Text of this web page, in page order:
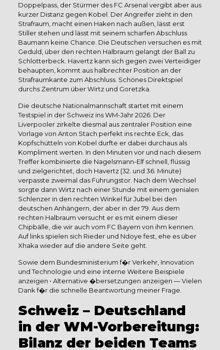
Doppelpass, der Stürmer des FC Arsenal vergibt aber aus
kurzer Distanz gegen Kobel. Der Angreifer zieht in den
Strafraum, macht einen Haken nach außen, lässt erst
Stiller stehen und lässt mit seinem scharfen Abschluss
Baumann keine Chance. Die Deutschen versuchen es mit
Geduld, über den rechten Halbraum gelangt der Ball zu
Schlotterbeck. Havertz kann sich gegen zwei Verteidiger
behaupten, kommt aus halbrechter Position an der
Strafraumkante zum Abschluss. Schönes Direktspiel
durchs Zentrum über Wirtz und Goretzka.
Die deutsche Nationalmannschaft startet mit einem
Testspiel in der Schweiz ins WM-Jahr 2026. Der
Liverpooler zirkelte diesmal aus zentraler Position eine
Vorlage von Anton Stach perfekt ins rechte Eck, das
Kopfschütteln von Kobel durfte er dabei durchaus als
Kompliment werten. In den Minuten vor und nach diesem
Treffer kombinierte die Nagelsmann-Elf schnell, flüssig
und zielgerichtet, doch Havertz (32. und 36. Minute)
verpasste zweimal das Führungstor. Nach dem Wechsel
sorgte dann Wirtz nach einer Stunde mit einem genialen
Schlenzer in den rechten Winkel für Jubel bei den
deutschen Anhängern, der aber in der 79. Aus dem
rechten Halbraum versucht er es mit einem dieser
Chipbälle, die wir auch vom FC Bayern von ihm kennen.
Auf links spielen sich Rieder und Ndoye fest, ehe es über
Xhaka wieder auf die andere Seite geht.
Sowie dem Bundesministerium f�r Verkehr, Innovation
und Technologie und eine interne Weitere Beispiele
anzeigen • Alternative �bersetzungen anzeigen — Vielen
Dank f�r die schnelle Beantwortung meiner Frage.
Schweiz – Deutschland
in der WM-Vorbereitung:
Bilanz der beiden Teams